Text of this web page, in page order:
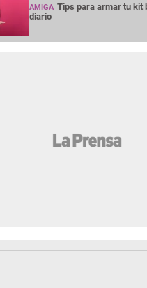
AMIGA Tips para armar tu kit
diario